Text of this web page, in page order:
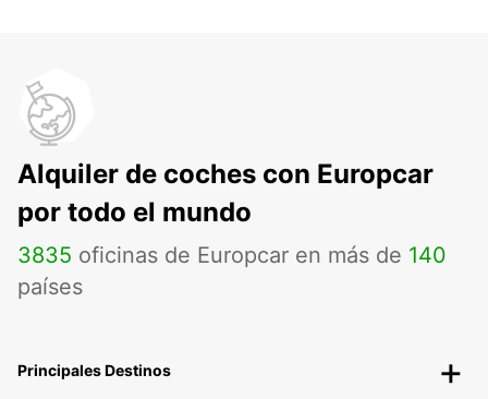
Alquiler de coches con Europcar
por todo el mundo
3835 oficinas de Europcar en más de 140
países
Principales Destinos